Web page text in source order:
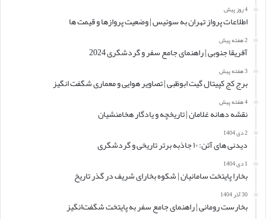
4 روز پیش
اطلاعات پرواز تهران به سوئیس | وضعیت پروازها و قیمت ها
2 هفته پیش
آفریقا جنوبی | راهنمای جامع سفر و گردشگری 2024
3 هفته پیش
برج کج کپیتال گیت ابوظبی | تصاویر هوایی و معماری شگفت انگیز
4 هفته پیش
نقشه دهانه غلامان | تاریخچه و یادگار هخامنشیان
2 دی 1404
دیدنی های آتن: ۱۰ جاذبه برتر تاریخی و گردشگری
1 دی 1404
بخارا پایتخت سامانیان | شکوه بخارای شریف در گذر تاریخ
30 آذر 1404
بخارست رومانی | راهنمای جامع سفر به پایتخت شگفت‌انگیز